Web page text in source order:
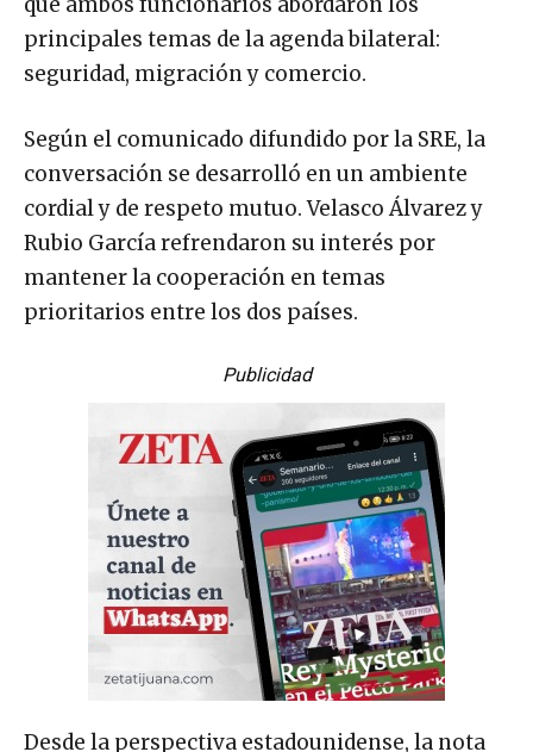
principales temas de la agenda bilateral:
seguridad, migración y comercio.
Según el comunicado difundido por la SRE, la
conversación se desarrolló en un ambiente
cordial y de respeto mutuo. Velasco Álvarez y
Rubio García refrendaron su interés por
mantener la cooperación en temas
prioritarios entre los dos países.
Publicidad
Desde la perspectiva estadounidense, la nota